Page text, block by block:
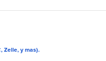
Zelle, y mas).